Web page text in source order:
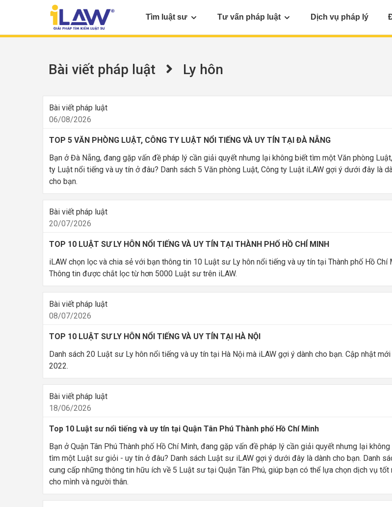
Tìm luật sư Tư vấn pháp luật Dịch vụ pháp lý
Bài viết pháp luật Ly hôn
Bài viết pháp luật
06/08/2026
TOP 5 VĂN PHÒNG LUẬT, CÔNG TY LUẬT NỔI TIẾNG VÀ UY TÍN TẠI ĐÀ NẴNG
Bạn ở Đà Nẵng, đang gặp vấn đề pháp lý cần giải quyết nhưng lại không biết tìm một Văn phòng
ty Luật nổi tiếng và uy tín ở đâu? Danh sách 5 Văn phòng Luật, Công ty Luật iLAW gợi ý dưới đây là
cho bạn.
Bài viết pháp luật
20/07/2026
TOP 10 LUẬT SƯ LY HÔN NỔI TIẾNG VÀ UY TÍN TẠI THÀNH PHỐ HỒ CHÍ MINH
iLAW chọn lọc và chia sẻ với bạn thông tin 10 Luật sư Ly hôn nổi tiếng và uy tín tại Thành phố Hồ Chí
Thông tin được chắt lọc từ hơn 5000 Luật sư trên iLAW.
Bài viết pháp luật
08/07/2026
TOP 10 LUẬT SƯ LY HÔN NỔI TIẾNG VÀ UY TÍN TẠI HÀ NỘI
Danh sách 20 Luật sư Ly hôn nổi tiếng và uy tín tại Hà Nội mà iLAW gợi ý dành cho bạn. Cập nhật
2022.
Bài viết pháp luật
18/06/2026
Top 10 Luật sư nổi tiếng và uy tín tại Quận Tân Phú Thành phố Hồ Chí Minh
Bạn ở Quận Tân Phú Thành phố Hồ Chí Minh, đang gặp vấn đề pháp lý cần giải quyết nhưng lại
tìm một Luật sư giỏi - uy tín ở đâu? Danh sách Luật sư iLAW gợi ý dưới đây là dành cho bạn. Danh
cung cấp những thông tin hữu ích về 5 Luật sư tại Quận Tân Phú, giúp bạn có thể lựa chọn dịch vụ tốt
cho mình và người thân.